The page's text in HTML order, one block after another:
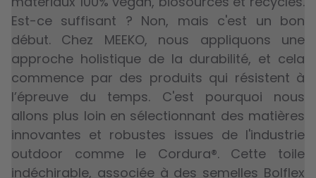
Est-ce suffisant ? Non, mais c'est un bon
début. Chez MEEKO, nous appliquons une
approche holistique de la durabilité, et cela
commence par des produits qui résistent à
l’épreuve du temps. C'est pourquoi nous
allons plus loin en sélectionnant des matières
innovantes et robustes issues de l'industrie
outdoor comme le Cordura®. Cette toile
indéchirable, associée à des semelles Bolflex